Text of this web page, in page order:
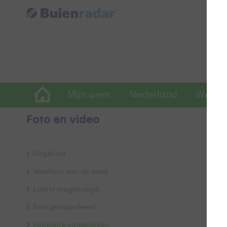
Mijn weer Nederland
Foto en video
Uitgelicht
Weerfoto van de week
Laatst toegevoegd
Best gewaardeerd
Populaire categorieën